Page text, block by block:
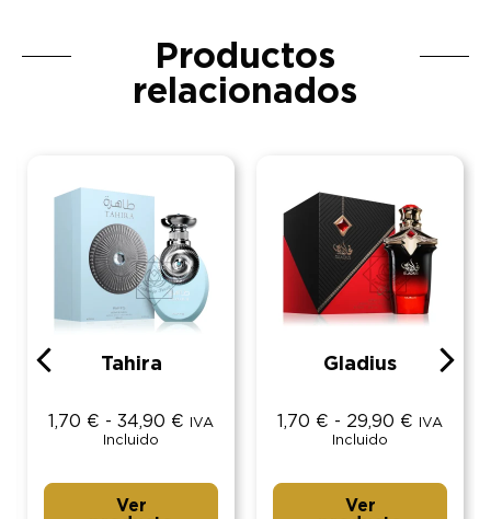
Productos
relacionados
Tahira
1,70 € - 34,90 €
IVA
Incluido
Ver
Gladius
1,70 € - 29,90 €
IVA
Incluido
Ver